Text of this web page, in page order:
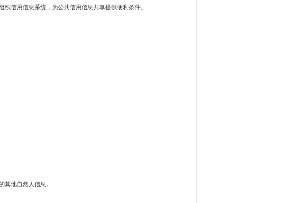
信用信息系统，为公共信用信息共享提供便利条件。
他自然人信息。